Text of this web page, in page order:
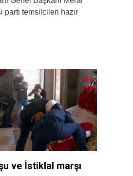
parti temsilcileri hazır
ve İstiklal marşı